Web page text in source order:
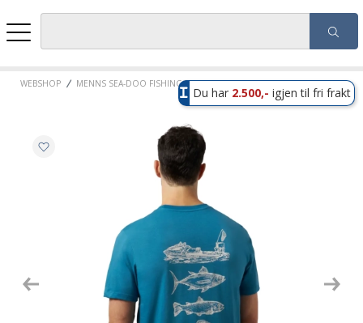
WEBSHOP MENNS SEA-DOO FISHING T-SKJORTE
Du har 2.500,- igjen til fri frakt
Previous Next